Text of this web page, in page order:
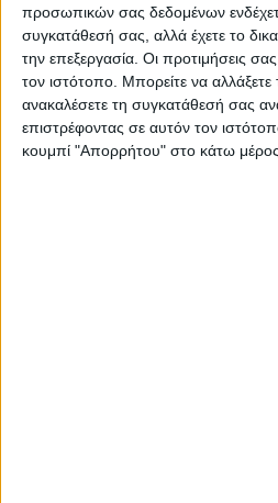
προσωπικών σας δεδομένων
συγκατάθεσή σας, αλλά έχετε το
την επεξεργασία. Οι προτιμήσεις
τον ιστότοπο. Μπορείτε να αλλάξετε
ανακαλέσετε τη συγκατάθεσή σας
επιστρέφοντας σε αυτόν τον
κουμπί "Απορρήτου" στο κάτω μέρος